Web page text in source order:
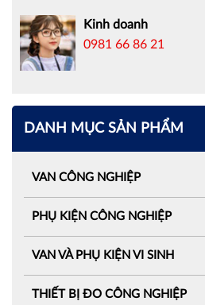
Kinh doanh
0981 66 86 21
DANH MỤC SẢN PHẨM
VAN CÔNG NGHIỆP
PHỤ KIỆN CÔNG NGHIỆP
VAN VÀ PHỤ KIỆN VI SINH
THIẾT BỊ ĐO CÔNG NGHIỆP